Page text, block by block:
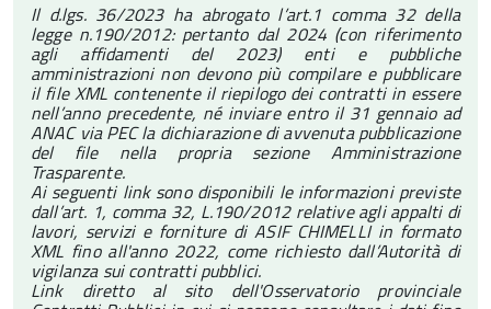
Il d.lgs. 36/2023 ha abrogato l’art.1 comma 32 della
legge n.190/2012: pertanto dal 2024 (con riferimento
agli affidamenti del 2023) enti e pubbliche
amministrazioni non devono più compilare e pubblicare
il file XML contenente il riepilogo dei contratti in essere
nell’anno precedente, né inviare entro il 31 gennaio ad
ANAC via PEC la dichiarazione di avvenuta pubblicazione
del file nella propria sezione Amministrazione
Trasparente.
Ai seguenti link sono disponibili le informazioni previste
dall’art. 1, comma 32, L.190/2012 relative agli appalti di
lavori, servizi e forniture di ASIF CHIMELLI in formato
XML fino all'anno 2022, come richiesto dall’Autorità di
vigilanza sui contratti pubblici.
Link diretto al sito dell'Osservatorio provinciale